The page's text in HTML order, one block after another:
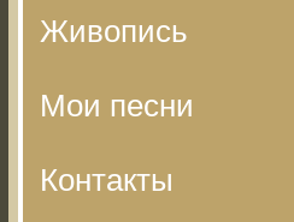
Живопись
Мои песни
Контакты